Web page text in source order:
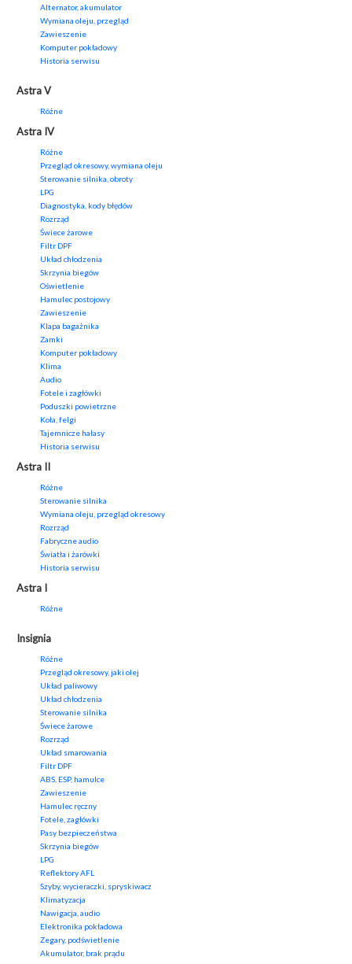
Alternator, akumulator
Wymiana oleju, przegląd
Zawieszenie
Komputer pokładowy
Historia serwisu
Astra V
Różne
Astra IV
Różne
Przegląd okresowy, wymiana oleju
Sterowanie silnika, obroty
LPG
Diagnostyka, kody błędów
Rozrząd
Świece żarowe
Filtr DPF
Układ chłodzenia
Skrzynia biegów
Oświetlenie
Hamulec postojowy
Zawieszenie
Klapa bagażnika
Zamki
Komputer pokładowy
Klima
Audio
Fotele i zagłówki
Poduszki powietrzne
Koła, felgi
Tajemnicze hałasy
Historia serwisu
Astra II
Różne
Sterowanie silnika
Wymiana oleju, przegląd okresowy
Rozrząd
Fabryczne audio
Światła i żarówki
Historia serwisu
Astra I
Różne
Insignia
Różne
Przegląd okresowy, jaki olej
Układ paliwowy
Układ chłodzenia
Sterowanie silnika
Świece żarowe
Rozrząd
Układ smarowania
Filtr DPF
ABS, ESP, hamulce
Zawieszenie
Hamulec ręczny
Fotele, zagłówki
Pasy bezpieczeństwa
Skrzynia biegów
LPG
Reflektory AFL
Szyby, wycieraczki, spryskiwacz
Klimatyzacja
Nawigacja, audio
Elektronika pokładowa
Zegary, podświetlenie
Akumulator, brak prądu